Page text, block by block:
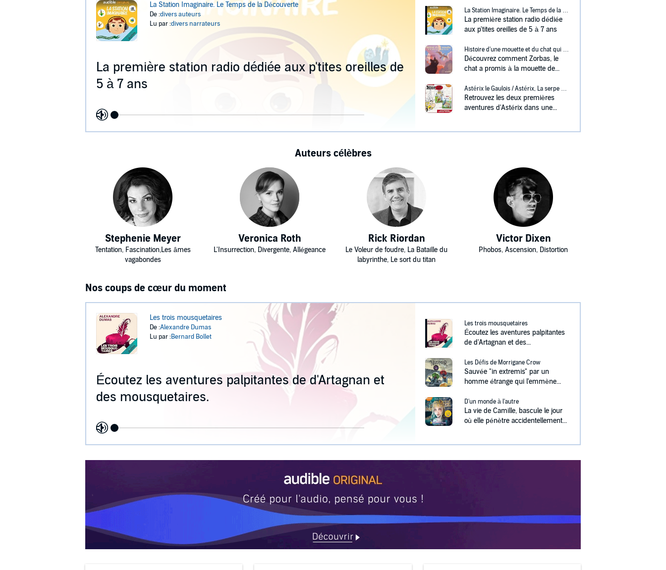
La Station Imaginaire. Le Temps de la Découverte
De :divers auteurs
Lu par :divers narrateurs
La première station radio dédiée aux p'tites oreilles de
5 à 7 ans
La Station Imaginaire. Le Temps de la Découverte
La première station radio dédiée
aux p'tites oreilles de 5 à 7 ans
Histoire d'une mouette et du chat qui lui apprit à voler
Découvrez comment Zorbas, le
chat a promis à la mouette de...
Astérix le Gaulois / Astérix, La serpe d'or
Retrouvez les deux premières
aventures d'Astérix dans une...
Auteurs célèbres
Stephenie Meyer
Tentation, Fascination,Les âmes
vagabondes
Veronica Roth
L'Insurrection, Divergente, Allégeance
Rick Riordan
Le Voleur de foudre, La Bataille du
labyrinthe, Le sort du titan
Victor Dixen
Phobos, Ascension, Distortion
Nos coups de cœur du moment
Les trois mousquetaires
De :Alexandre Dumas
Lu par :Bernard Bollet
Écoutez les aventures palpitantes de d'Artagnan et
des mousquetaires.
Les trois mousquetaires
Écoutez les aventures palpitantes
de d'Artagnan et des...
Les Défis de Morrigane Crow
Sauvée "in extremis" par un
homme étrange qui l'emmène...
D'un monde à l'autre
La vie de Camille, bascule le jour
où elle pénètre accidentellement...